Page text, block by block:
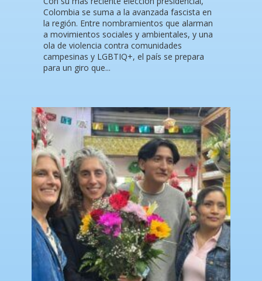
Colombia se suma a la avanzada fascista en
la región. Entre nombramientos que alarman
a movimientos sociales y ambientales, y una
ola de violencia contra comunidades
campesinas y LGBTIQ+, el país se prepara
para un giro que...